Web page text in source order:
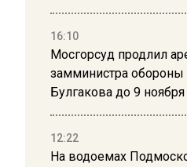
16:10
Мосгорсуд продлил
замминистра обороны
Булгакова до 9 ноября
12:22
На водоемах